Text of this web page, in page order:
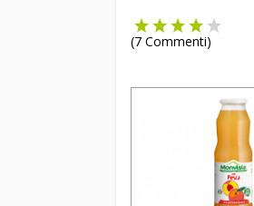
(7 Commenti)